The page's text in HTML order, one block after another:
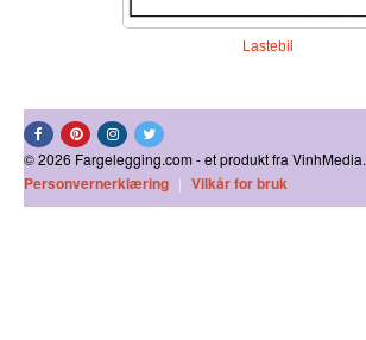
Lastebil
© 2026 Fargelegging.com - et produkt fra VinhMedia.
Personvernerklæring | Vilkår for bruk